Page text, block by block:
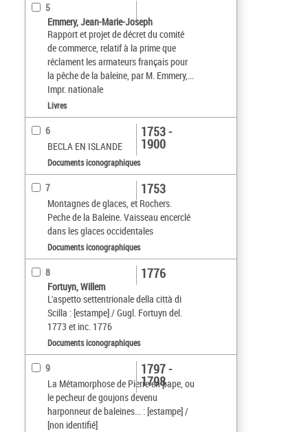
5
Emmery, Jean-Marie-Joseph
Rapport et projet de décret du comité
de commerce, relatif à la prime que
réclament les armateurs français pour
la pêche de la baleine, par M. Emmery,...
Impr. nationale
Livres
6
BECLA EN ISLANDE
1753 -
1900
Documents iconographiques
7
Montagnes de glaces, et Rochers.
Peche de la Baleine. Vaisseau encerclé
dans les glaces occidentales
1753
Documents iconographiques
8
Fortuyn, Willem
L'aspetto settentrionale della città di
Scilla : [estampe] / Gugl. Fortuyn del.
1773 et inc. 1776
1776
Documents iconographiques
9
La Métamorphose de Pierre en pape, ou
le pecheur de goujons devenu
harponneur de baleines... : [estampe] /
[non identifié]
1797 -
1798